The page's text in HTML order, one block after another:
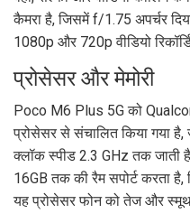
कैमरा है, जिसमें f/1.75 अपर्चर
1080p और 720p वीडियो
प्रोसेसर और मेमोरी
Poco M6 Plus 5G को
प्रोसेसर से संचालित किया गया है,
क्लॉक स्पीड 2.3 GHz तक जाती
16GB तक की रैम सपोर्ट करता
यह प्रोसेसर फोन को तेज और स्मूथ